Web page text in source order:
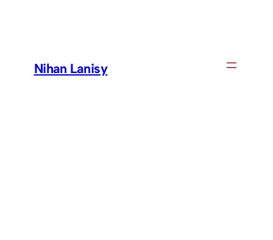
Nihan Lanisy